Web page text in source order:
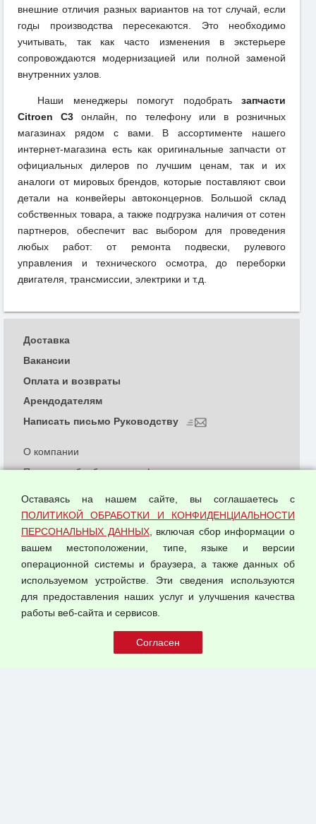
внешние отличия разных вариантов на тот случай, если
годы производства пересекаются. Это необходимо
учитывать, так как часто изменения в экстерьере
сопровождаются модернизацией или полной заменой
внутренних узлов.
Наши менеджеры помогут подобрать запчасти
Citroen C3 онлайн, по телефону или в розничных
магазинах рядом с вами. В ассортименте нашего
интернет-магазина есть как оригинальные запчасти от
официальных дилеров по лучшим ценам, так и их
аналоги от мировых брендов, которые поставляют свои
детали на конвейеры автоконцернов. Большой склад
собственных товара, а также подгрузка наличия от сотен
партнеров, обеспечит вас выбором для проведения
любых работ: от ремонта подвески, рулевого
управления и технического осмотра, до переборки
двигателя, трансмиссии, электрики и т.д.
© 2026 ООО "Феникс"
О компании
Политика обработки и конфиденциальности
Согласием на обработку персональных данных
Оферта оптовой купли-продажи
Публичная оферта
Доставка
Вакансии
Оплата и возвраты
Арендодателям
Написать письмо Руководству
Оставаясь на нашем сайте, вы соглашаетесь с
ПОЛИТИКОЙ ОБРАБОТКИ И КОНФИДЕНЦИАЛЬНОСТИ
ПЕРСОНАЛЬНЫХ ДАННЫХ, включая сбор информации о
вашем местоположении, типе, языке и версии
операционной системы и браузера, а также данных об
используемом устройстве. Эти сведения используются
для предоставления наших услуг и улучшения качества
работы веб-сайта и сервисов.